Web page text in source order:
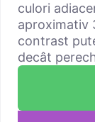
culori
aproximativ
contrast
decât